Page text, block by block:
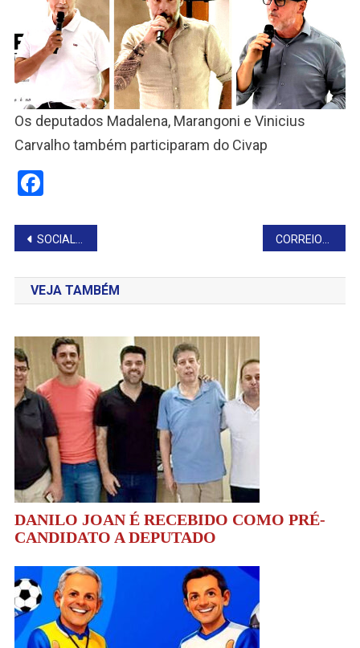
Os deputados Madalena, Marangoni e Vinicius
Carvalho também participaram do Civap
Facebook
Navegação
de
Post
SOCIAL DE TIMBURI COMEMORA DIA INTERNACIONAL DAS MULHERES
VEJA TAMBÉM
DANILO JOAN É RECEBIDO COMO PRÉ-
CANDIDATO A DEPUTADO